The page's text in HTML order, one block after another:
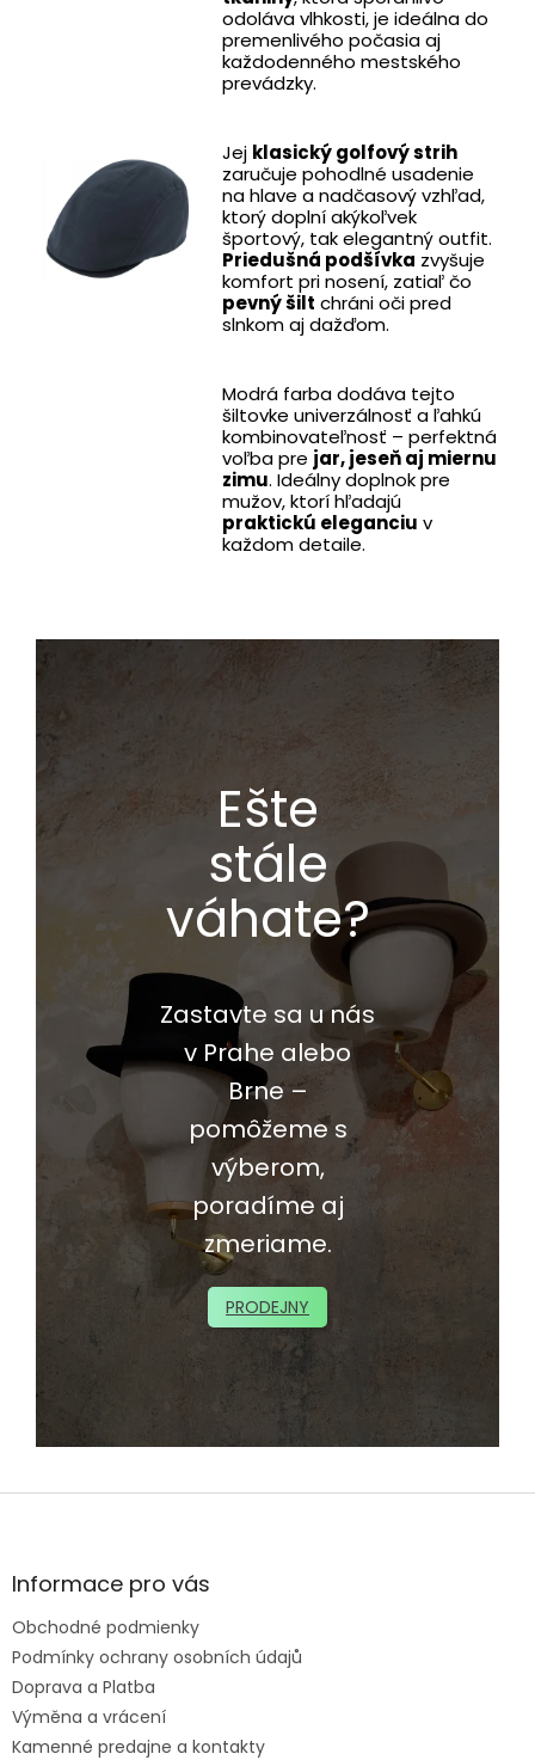
odoláva vlhkosti, je ideálna do
premenlivého počasia aj
každodenného mestského
prevádzky.
Jej klasický golfový strih
zaručuje pohodlné usadenie
na hlave a nadčasový vzhľad,
ktorý doplní akýkoľvek
športový, tak elegantný outfit.
Priedušná podšívka zvyšuje
komfort pri nosení, zatiaľ čo
pevný šilt chráni oči pred
slnkom aj dažďom.
Modrá farba dodáva tejto
šiltovke univerzálnosť a ľahkú
kombinovateľnosť – perfektná
voľba pre jar, jeseň aj miernu
zimu. Ideálny doplnok pre
mužov, ktorí hľadajú
praktickú eleganciu v
každom detaile.
Ešte
stále
váhate?
Zastavte sa u nás
v Prahe alebo
Brne –
pomôžeme s
výberom,
poradíme aj
zmeriame.
PRODEJNY
Z
ä
e
Informace pro vás
Obchodné podmienky
Podmínky ochrany osobních údajů
Doprava a Platba
Výměna a vrácení
Kamenné predajne a kontakty